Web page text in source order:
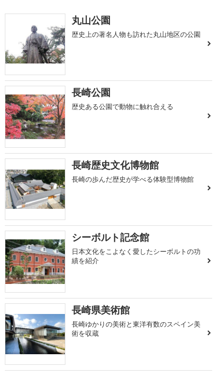
丸山公園
歴史上の著名人物も訪れた丸山地区の公園
長崎公園
歴史ある公園で動物に触れ合える
長崎歴史文化博物館
長崎の歩んだ歴史が学べる体験型博物館
シーボルト記念館
日本文化をこよなく愛したシーボルトの功
績を紹介
長崎県美術館
長崎ゆかりの美術と東洋有数のスペイン美
術を収蔵